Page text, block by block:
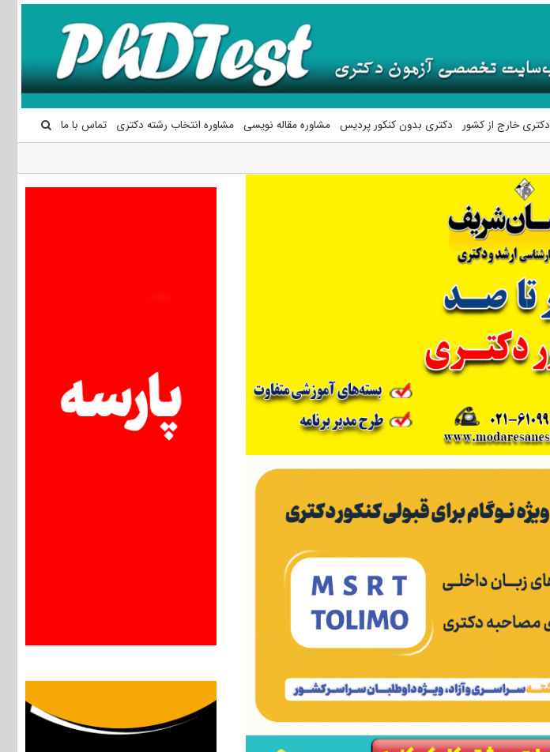
دکتری خارج از کشور دکتری بدون کنکور پردیس مشاوره مقاله نویسی مشاوره انتخاب رشته دکتری تماس با ما